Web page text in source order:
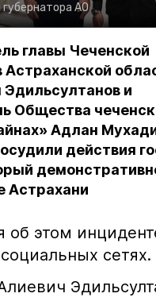
АО
главы Чеченской
Астраханской
и
Общества
Адлан
действия
Астрахани
об этом
сетях.